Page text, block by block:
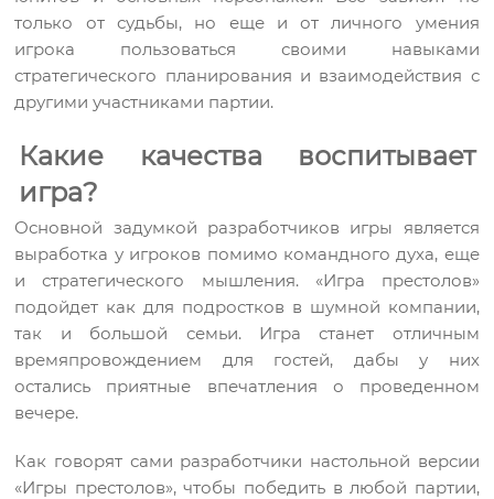
только от судьбы, но еще и от личного умения
игрока пользоваться своими навыками
стратегического планирования и взаимодействия с
другими участниками партии.
Какие качества воспитывает
игра?
Основной задумкой разработчиков игры является
выработка у игроков помимо командного духа, еще
и стратегического мышления. «Игра престолов»
подойдет как для подростков в шумной компании,
так и большой семьи. Игра станет отличным
времяпровождением для гостей, дабы у них
остались приятные впечатления о проведенном
вечере.
Как говорят сами разработчики настольной версии
«Игры престолов», чтобы победить в любой партии,